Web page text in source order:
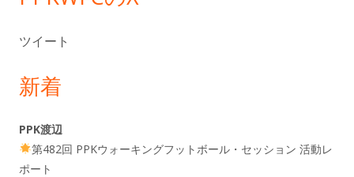
ツイート
新着
PPK渡辺
第482回 PPKウォーキングフットボール・セッション 活動レ
ポート